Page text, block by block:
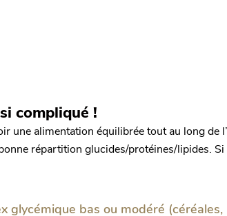
compliqué !
alimentation équilibrée tout au long de
répartition glucides/protéines/lipides.
glycémique bas ou modéré